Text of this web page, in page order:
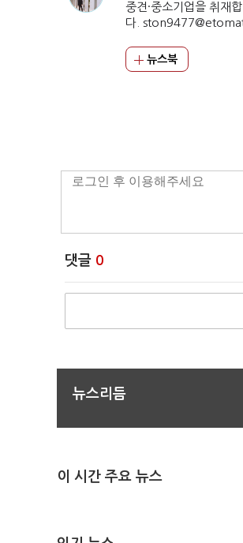
중견·중소기업을 취재
다.
뉴스북
댓글 0
뉴스리듬
이 시간 주요 뉴스